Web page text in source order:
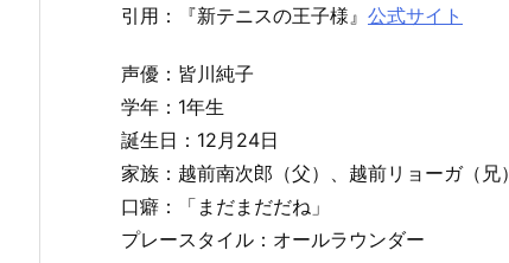
引用：『新テニスの王子様』 公式サイト
声優：皆川純子
学年：1年生
誕生日：12月24日
家族：越前南次郎（父）、越前リョーガ（兄）
口癖：「まだまだだね」
プレースタイル：オールラウンダー